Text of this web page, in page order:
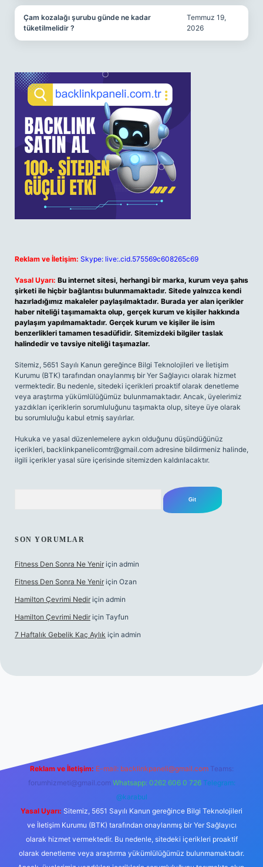
Çam kozalağı şurubu günde ne kadar
tüketilmelidir ?
Temmuz 19,
2026
Reklam ve İletişim: Skype: live:.cid.575569c608265c69
Yasal Uyarı: Bu internet sitesi, herhangi bir marka, kurum veya şahıs
şirketi ile hiçbir bağlantısı bulunmamaktadır. Sitede yalnızca kendi
hazırladığımız makaleler paylaşılmaktadır. Burada yer alan içerikler
haber niteliği taşımamakta olup, gerçek kurum ve kişiler hakkında
paylaşım yapılmamaktadır. Gerçek kurum ve kişiler ile isim
benzerlikleri tamamen tesadüfidir. Sitemizdeki bilgiler taslak
halindedir ve tavsiye niteliği taşımazlar.
Sitemiz, 5651 Sayılı Kanun gereğince Bilgi Teknolojileri ve İletişim
Kurumu (BTK) tarafından onaylanmış bir Yer Sağlayıcı olarak hizmet
vermektedir. Bu nedenle, sitedeki içerikleri proaktif olarak denetleme
veya araştırma yükümlülüğümüz bulunmamaktadır. Ancak, üyelerimiz
yazdıkları içeriklerin sorumluluğunu taşımakta olup, siteye üye olarak
bu sorumluluğu kabul etmiş sayılırlar.
Hukuka ve yasal düzenlemelere aykırı olduğunu düşündüğünüz
içerikleri, backlinkpanelicomtr@gmail.com adresine bildirmeniz halinde,
ilgili içerikler yasal süre içerisinde sitemizden kaldırılacaktır.
SON YORUMLAR
Fitness Den Sonra Ne Yenir için admin
Fitness Den Sonra Ne Yenir için Ozan
Hamilton Çevrimi Nedir için admin
Hamilton Çevrimi Nedir için Tayfun
7 Haftalık Gebelik Kaç Aylık için admin
Reklam ve İletişim: E-mail: backlinkpaneli@gmail.com Teams:
forumhizmeti@gmail.com Whatsapp: 0262 606 0 726 Telegram:
@karabul
Yasal Uyarı: Sitemiz, 5651 Sayılı Kanun gereğince Bilgi Teknolojileri
ve İletişim Kurumu (BTK) tarafından onaylanmış bir Yer Sağlayıcı
olarak hizmet vermektedir. Bu nedenle, sitedeki içerikleri proaktif
olarak denetleme veya araştırma yükümlülüğümüz bulunmamaktadır.